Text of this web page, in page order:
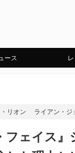
ース
リオン ライアン・ジ
フェイス